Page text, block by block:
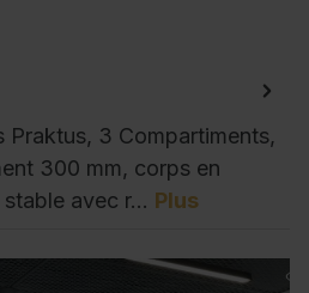
Praktus, 3 Compartiments,
300 mm, corps en
avec r… Plus